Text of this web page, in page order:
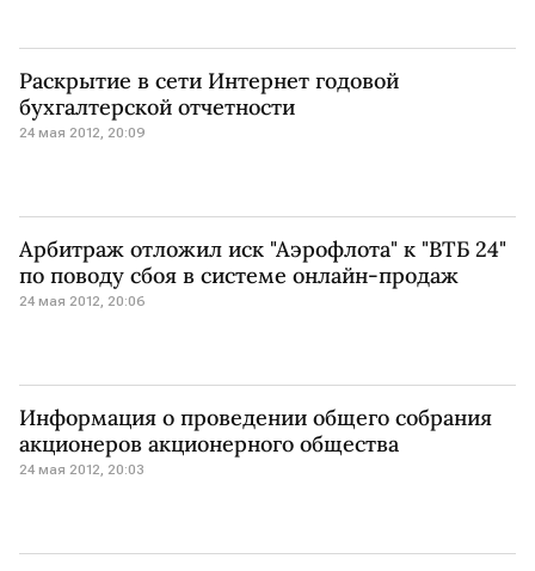
Раскрытие в сети Интернет годовой
бухгалтерской отчетности
24 мая 2012, 20:09
Арбитраж отложил иск "Аэрофлота" к "ВТБ 24"
по поводу сбоя в системе онлайн-продаж
24 мая 2012, 20:06
Информация о проведении общего собрания
акционеров акционерного общества
24 мая 2012, 20:03